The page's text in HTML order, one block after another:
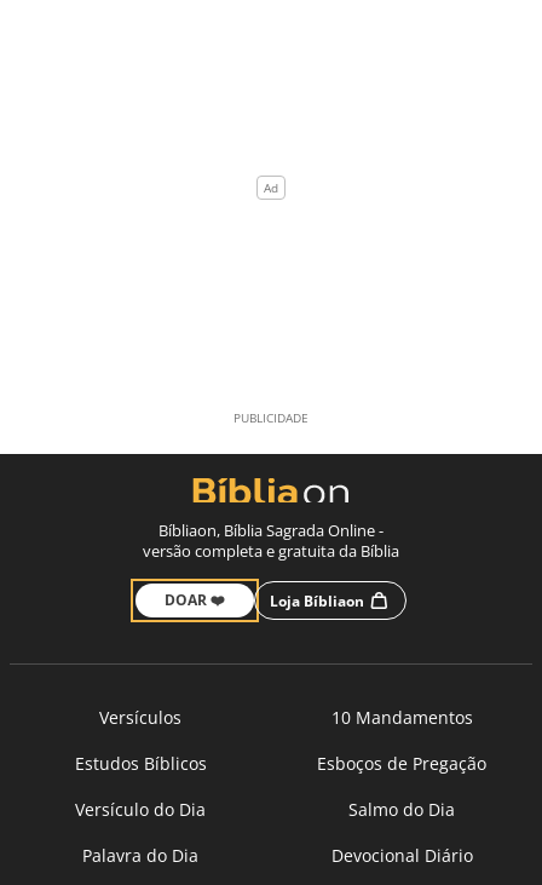
Bíbliaon, Bíblia Sagrada Online -
versão completa e gratuita da Bíblia
DOAR ❤️ Loja Bíbliaon
Versículos
10 Mandamentos
Estudos Bíblicos
Esboços de Pregação
Versículo do Dia
Salmo do Dia
Palavra do Dia
Devocional Diário